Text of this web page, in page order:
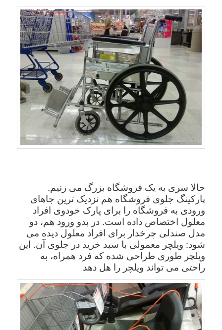
حالا سری به یک فروشگاه بزرگ می زنیم.
پارکینگ جلوی فروشگاه هم نزدیک ترین جاهای
ورودی به فروشگاه را برای پارک خودوی افراد
معلول اختصاص داده است. در بدو ورود هم، دو
مدل صندلی چرخدار برای افراد معلول دیده می
شود: ویلچر معمولی با سبد خرید در جلوی آن. این
ویلچر طوری طراحی شده که فرد همراه، به
راحتی می تواند ویلچر را هل دهد